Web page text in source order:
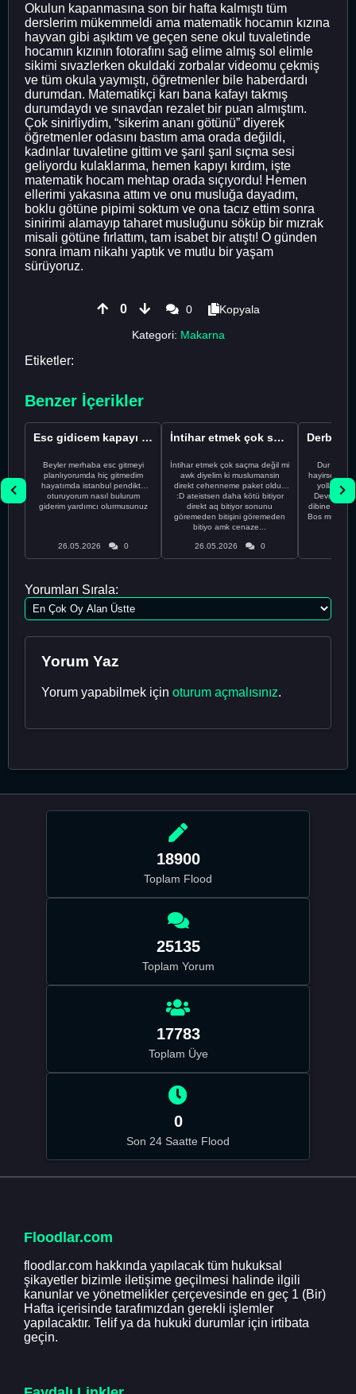
Okulun kapanmasına son bir hafta kalmıştı tüm
derslerim mükemmeldi ama matematik hocamın kızına
hayvan gibi aşıktım ve geçen sene okul tuvaletinde
hocamın kızının fotorafını sağ elime almış sol elimle
sikimi sıvazlerken okuldaki zorbalar videomu çekmiş
ve tüm okula yaymıştı, öğretmenler bile haberdardı
durumdan. Matematikçi karı bana kafayı takmış
durumdaydı ve sınavdan rezalet bir puan almıştım.
Çok sinirliydim, “sikerim ananı götünü” diyerek
öğretmenler odasını bastım ama orada değildi,
kadınlar tuvaletine gittim ve şarıl şarıl sıçma sesi
geliyordu kulaklarıma, hemen kapıyı kırdım, işte
matematik hocam mehtap orada sıçıyordu! Hemen
ellerimi yakasına attım ve onu musluğa dayadım,
boklu götüne pipimi soktum ve ona tacız ettim sonra
sinirimi alamayıp taharet musluğunu söküp bir mızrak
misali götüne fırlattım, tam isabet bir atıştı! O günden
sonra imam nikahı yaptık ve mutlu bir yaşam
sürüyoruz.
0 0
Kopyala
Kategori: Makarna
Etiketler:
Benzer İçerikler
Esc gidicem kapayı koydum
Beyler merhaba esc gitmeyi
planlıyorumda hiç gitmedim
hayatımda istanbul pendikte
oturuyorum nasıl bulurum
giderim yardımcı olurmusunuz
26.05.2026 0
İntihar etmek çok saçma değil mi
İntihar etmek çok saçma değil mi
awk diyelim ki muslumansin
direkt cehenneme paket oldun
:D ateistsen daha kötü bitiyor
direkt aq bitiyor sonunu
göremeden bitişini göremeden
bitiyo amk cenaze...
26.05.2026 0
Dur
hayirsever
yolla
Devrim abi
dibine
Bos
Yorumları Sırala:
Yorum Yaz
Yorum yapabilmek için oturum açmalısınız.
18900
Toplam Flood
25135
Toplam Yorum
17783
Toplam Üye
0
Son 24 Saatte Flood
Floodlar.com
floodlar.com hakkında yapılacak tüm hukuksal
şikayetler bizimle iletişime geçilmesi halinde ilgili
kanunlar ve yönetmelikler çerçevesinde en geç 1 (Bir)
Hafta içerisinde tarafımızdan gerekli işlemler
yapılacaktır. Telif ya da hukuki durumlar için irtibata
geçin.